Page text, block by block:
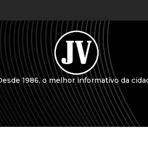
1986, o melhor informativo da